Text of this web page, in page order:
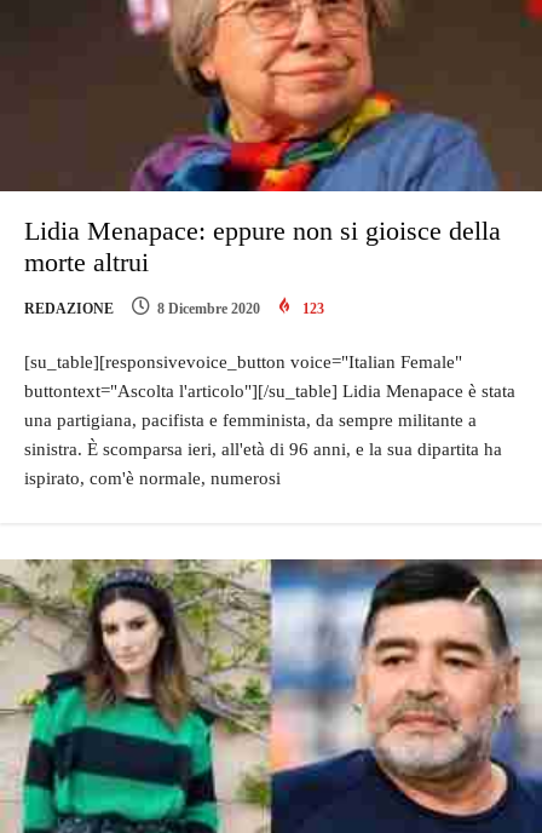
Lidia Menapace: eppure non si gioisce della
morte altrui
REDAZIONE 8 Dicembre 2020 123
[su_table][responsivevoice_button voice="Italian Female"
buttontext="Ascolta l'articolo"][/su_table] Lidia Menapace è stata
una partigiana, pacifista e femminista, da sempre militante a
sinistra. È scomparsa ieri, all'età di 96 anni, e la sua dipartita ha
ispirato, com'è normale, numerosi